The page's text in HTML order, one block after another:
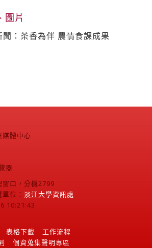
圖片
聞：茶香為伴 農情食課成果
媒體中心
器
口，分機2799
位： 淡江大學資訊處
10:21:43
表格下載
工作流程
個資蒐集聲明專區